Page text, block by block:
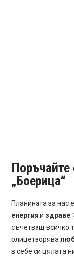
Поръчайте
„Боерица“
Планината за нас
енергия и здраве
съчетващ всичко
олицетворява
в себе си цялата